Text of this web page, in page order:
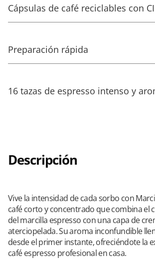
Cápsulas de café reciclables con
Preparación rápida
16 tazas de espresso intenso y
Descripción
Vive la intensidad de cada sorbo con
café corto y concentrado que combina el
del marcilla espresso con una capa de
aterciopelada. Su aroma inconfundible
desde el primer instante, ofreciéndote la
café espresso profesional en casa.